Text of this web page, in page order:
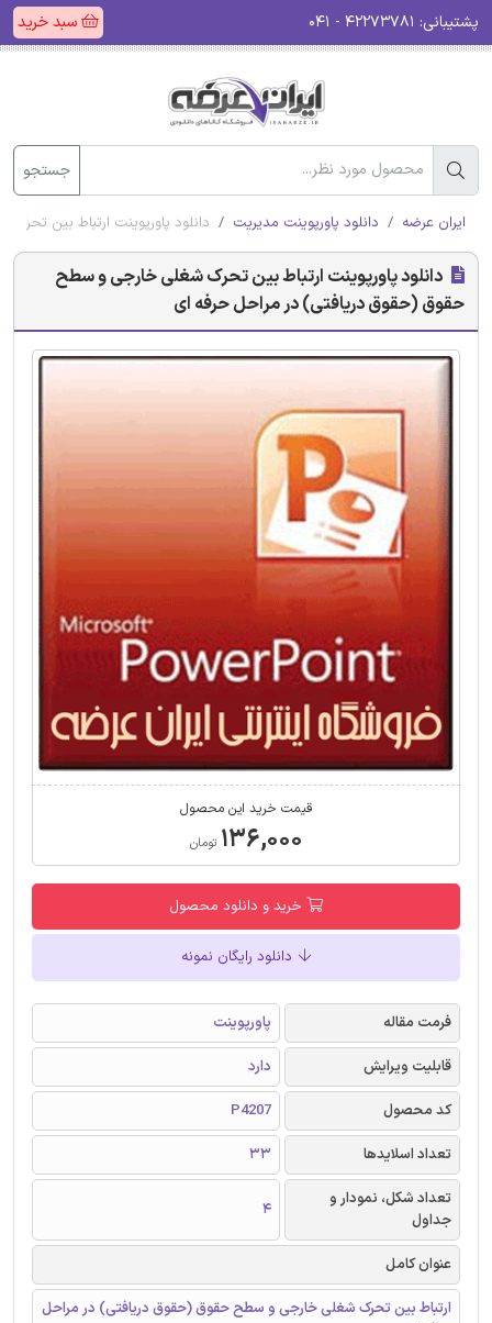
پشتیبانی: سبد خرید
جستجو
ایران عرضه دانلود پاورپوینت مدیریت دانلود پاورپوینت ارتباط بین
دانلود پاورپوینت ارتباط بین تحرک شغلی خارجی و سطح
حقوق (حقوق دریافتی) در مراحل حرفه ای
قیمت خرید این محصول
۱۳۶,۰۰۰ تومان
خرید و دانلود محصول
دانلود رایگان نمونه
فرمت مقاله
پاورپوینت
قابلیت ویرایش
دارد
کد محصول
P4207
تعداد اسلایدها
33
تعداد شکل، نمودار و
جداول
4
عنوان کامل
ارتباط بین تحرک شغلی خارجی و سطح حقوق (حقوق دریافتی) در مراحل